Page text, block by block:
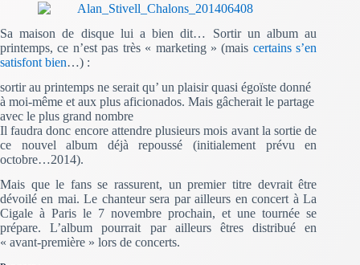
Sa maison de disque lui a bien dit… Sortir un album au
printemps, ce n’est pas très « marketing » (mais certains s’en
satisfont bien…) :
sortir au printemps ne serait qu’ un plaisir quasi égoïste donné
à moi-même et aux plus aficionados. Mais gâcherait le partage
avec le plus grand nombre
Il faudra donc encore attendre plusieurs mois avant la sortie de
ce nouvel album déjà repoussé (initialement prévu en
octobre…2014).
Mais que le fans se rassurent, un premier titre devrait être
dévoilé en mai. Le chanteur sera par ailleurs en concert à La
Cigale à Paris le 7 novembre prochain, et une tournée se
prépare. L’album pourrait par ailleurs êtres distribué en
« avant-première » lors de concerts.